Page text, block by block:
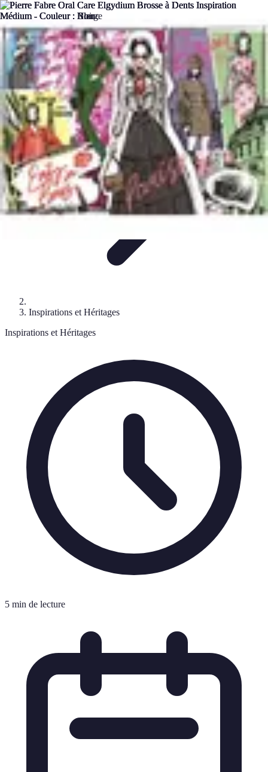
Legends Basket
Histoire des LégendesStratégie et Techniques
BasketRecords et PerformancesTendances
Legends Basket
Inspirations et Héritages
Inspirations et Héritages
5 min de lecture